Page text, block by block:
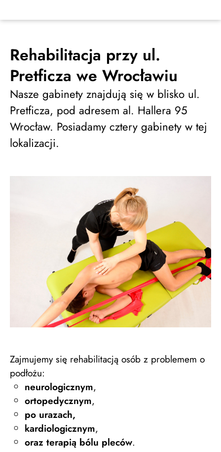
Rehabilitacja przy ul.
Pretficza we Wrocławiu
Nasze gabinety znajdują się w blisko ul.
Pretficza, pod adresem al. Hallera 95
Wrocław. Posiadamy cztery gabinety w tej
lokalizacji.
Zajmujemy się rehabilitacją osób z problemem o
podłożu:
neurologicznym,
ortopedycznym,
po urazach,
kardiologicznym,
oraz terapią bólu pleców.